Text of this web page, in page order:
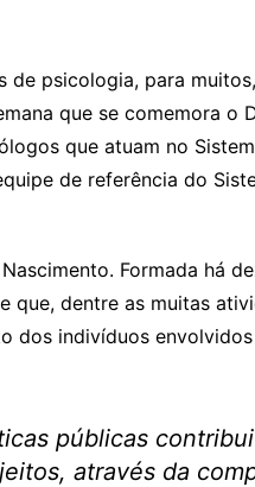
de psicologia, para
que se comemora o
que atuam no
de referência do
Formada há
que, dentre as muitas
dos indivíduos
públicas
através da